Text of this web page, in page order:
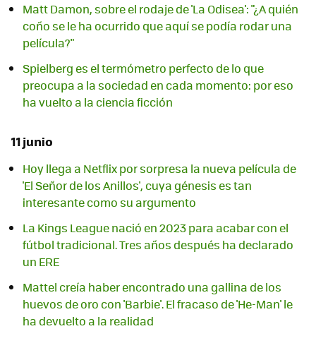
Matt Damon, sobre el rodaje de 'La Odisea': "¿A quién
coño se le ha ocurrido que aquí se podía rodar una
película?"
Spielberg es el termómetro perfecto de lo que
preocupa a la sociedad en cada momento: por eso
ha vuelto a la ciencia ficción
11 junio
Hoy llega a Netflix por sorpresa la nueva película de
'El Señor de los Anillos', cuya génesis es tan
interesante como su argumento
La Kings League nació en 2023 para acabar con el
fútbol tradicional. Tres años después ha declarado
un ERE
Mattel creía haber encontrado una gallina de los
huevos de oro con 'Barbie'. El fracaso de 'He-Man' le
ha devuelto a la realidad